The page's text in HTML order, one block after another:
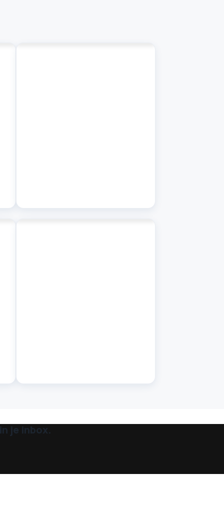
je inbox.